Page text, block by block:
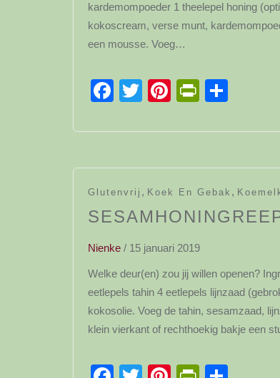
kardemompoeder 1 theelepel honing
kokoscream, verse munt,
een mousse. Voeg…
Facebook
TwitterPinterest
Glutenvrij , Koek En Gebak ,
Nienke / 15 januari 2019
Welke deur(en) zou jij willen openen?
eetlepels tahin 4 eetlepels lijnzaad
kokosolie. Voeg de tahin, sesamzaad,
klein vierkant of rechthoekig bakje een